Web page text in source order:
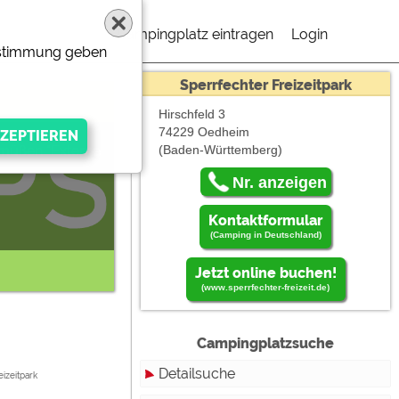
Campingplatz eintragen Login
"Externe
Sperrfechter Freizeitpark
Hirschfeld 3
74229 Oedheim
(Baden-Württemberg)
Nr. anzeigen
Kontaktformular
(Camping in Deutschland)
Jetzt online buchen!
(www.sperrfechter-freizeit.de)
Campingplatzsuche
Detailsuche
geben